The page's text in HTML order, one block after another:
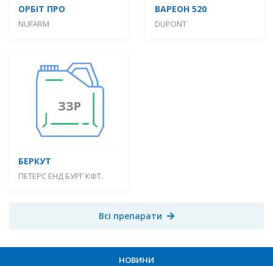
ОРБІТ ПРО
NUFARM
ВАРЕОН 520
DUPONT
БЕРКУТ
ПЕТЕРС ЕНД БУРГ КФТ.
Всі препарати
НОВИНИ